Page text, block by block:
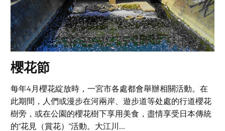
櫻花節
每年4月櫻花綻放時，一宮市各處都會舉辦相關活動。在
此期間，人們或漫步在河兩岸、遊步道等处處的行道櫻花
樹旁，或在公園的櫻花樹下享用美食，盡情享受日本傳統
的“花見（賞花）”活動。大江川...